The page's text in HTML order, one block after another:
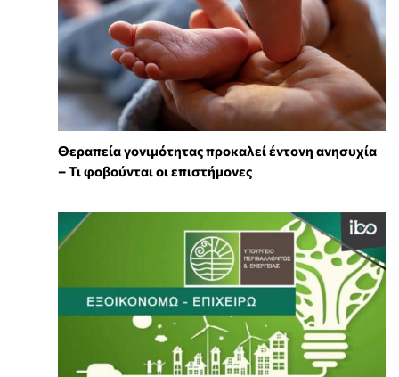
Θεραπεία γονιμότητας προκαλεί έντονη ανησυχία
– Τι φοβούνται οι επιστήμονες